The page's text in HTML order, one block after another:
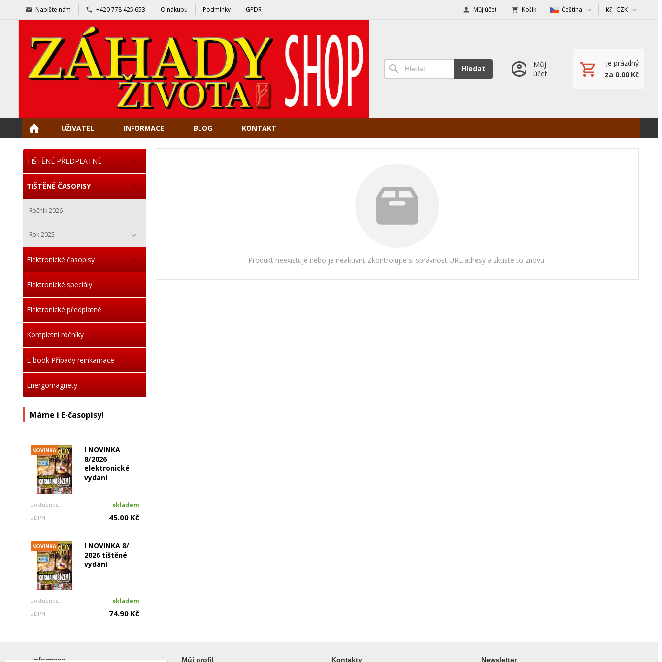
Napište nám +420 778 425 653 O nákupu Podmínky GPDR Můj účet Košík Čeština CZK
Hledat
Můj
účet
je prázdný
za 0.00 Kč
UŽIVATEL INFORMACE BLOG KONTAKT
TIŠTĚNÉ PŘEDPLATNÉ
TIŠTĚNÉ ČASOPISY
Ročník 2026
Rok 2025
Elektronické časopisy
Elektronické speciály
Elektronické předplatné
Kompletní ročníky
E-book Případy reinkarnace
Energomagnety
Máme i E-časopisy!
NOVINKA
! NOVINKA
8/2026
elektronické
vydání
Dostupnost skladem
s DPH 45.00 Kč
NOVINKA
! NOVINKA 8/
2026 tištěné
vydání
Dostupnost skladem
s DPH 74.90 Kč
Produkt neexistuje nebo je neaktivní. Zkontrolujte si správnost URL adresy a zkuste to znovu.
Informace Můj profil Kontakty Newsletter